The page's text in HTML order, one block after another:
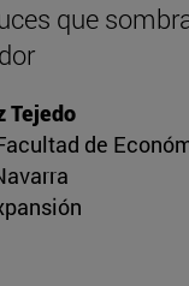
que
Tejedo
de